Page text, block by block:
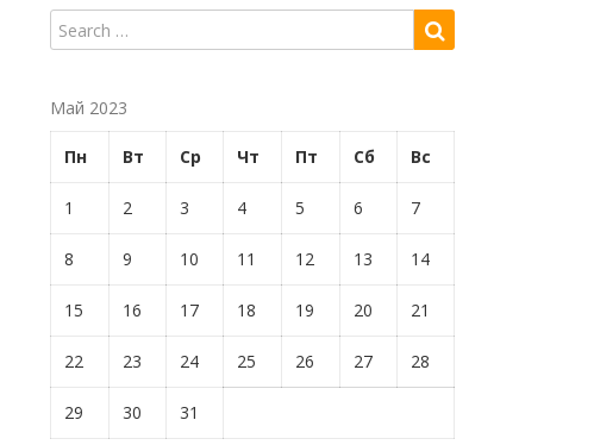
Май 2023
Пн Вт Ср Чт Пт Сб Вс
1 2 3 4 5 6 7
8 9 10 11 12 13 14
15 16 17 18 19 20 21
22 23 24 25 26 27 28
29 30 31